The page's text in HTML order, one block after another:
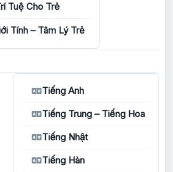
Tuệ Cho Trẻ
Tính – Tâm Lý Trẻ
Tiếng Anh
Tiếng Trung – Tiếng Hoa
Tiếng Nhật
Tiếng Hàn